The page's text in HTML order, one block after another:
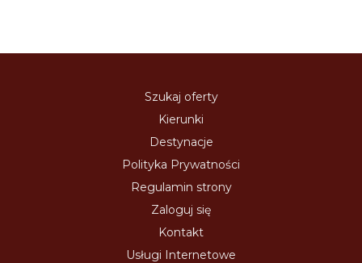
Szukaj oferty
Kierunki
Destynacje
Polityka Prywatności
Regulamin strony
Zaloguj się
Kontakt
Usługi Internetowe